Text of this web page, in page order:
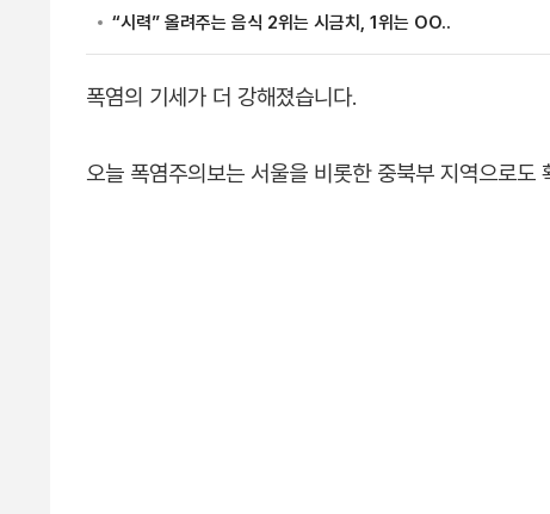
폭염의 기세가 더 강해졌습니다.
오늘 폭염주의보는 서울을 비롯한 중북부 지역으로도